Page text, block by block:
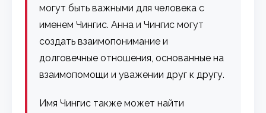
могут быть важными для человека с
именем Чингис. Анна и Чингис могут
создать взаимопонимание и
долговечные отношения, основанные на
взаимопомощи и уважении друг к другу.
Имя Чингис также может найти